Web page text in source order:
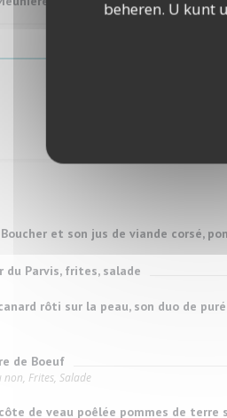
beheren. U kunt
et son jus de viande corsé,
du Parvis, frites, salade
rôti sur la peau, son duo de
de Boeuf
non, Frites, Salade
de veau poêlée pommes de terre